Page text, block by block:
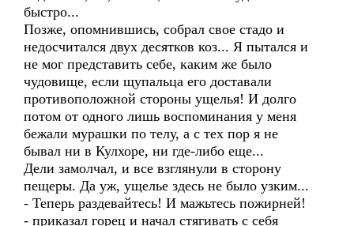
быстро...
Позже, опомнившись, собрал свое стадо и
недосчитался двух десятков коз... Я пытался и
не мог представить себе, каким же было
чудовище, если щупальца его доставали
противоположной стороны ущелья! И долго
потом от одного лишь воспоминания у меня
бежали мурашки по телу, а с тех пор я не
бывал ни в Кулхоре, ни где-либо еще...
Дели замолчал, и все взглянули в сторону
пещеры. Да уж, ущелье здесь не было узким...
- Теперь раздевайтесь! И мажьтесь пожирней!
- приказал горец и начал стягивать с себя